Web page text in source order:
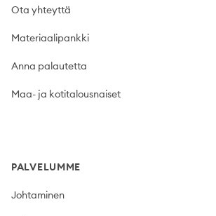
Ota yhteyttä
Materiaalipankki
Anna palautetta
Maa- ja kotitalousnaiset
PALVELUMME
Johtaminen